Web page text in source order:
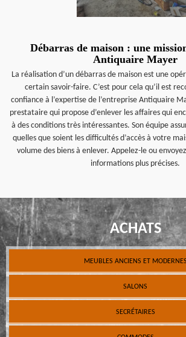
Débarras de maison : une
Antiquaire Mayer
La réalisation d’un débarras de maison est une
certain savoir-faire. C’est pour cela qu’il est
confiance à l’expertise de l’entreprise Antiquaire
prestataire qui propose d’enlever les affaires qui
à des conditions très intéressantes. Son équipe
quelles que soient les difficultés d’accès à votre
volume des biens à enlever. Appelez-le ou
informations plus précises.
ACHATS
MEUBLES ANCIENS ET MODERNES
SALONS
SECRÉTAIRES